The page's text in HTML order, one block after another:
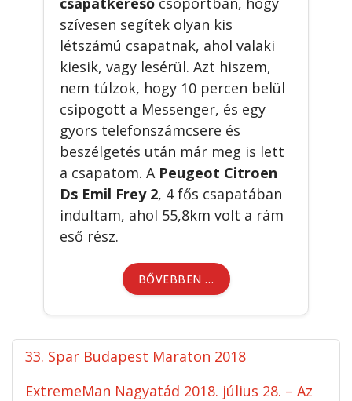
szívesen segítek olyan kis
létszámú csapatnak, ahol valaki
kiesik, vagy lesérül. Azt hiszem,
nem túlzok, hogy 10 percen belül
csipogott a Messenger, és egy
gyors telefonszámcsere és
beszélgetés után már meg is lett
a csapatom. A Peugeot Citroen
Ds Emil Frey 2, 4 fős csapatában
indultam, ahol 55,8km volt a rám
eső rész.
BŐVEBBEN …
33. Spar Budapest Maraton 2018
ExtremeMan Nagyatád 2018. július 28. – Az